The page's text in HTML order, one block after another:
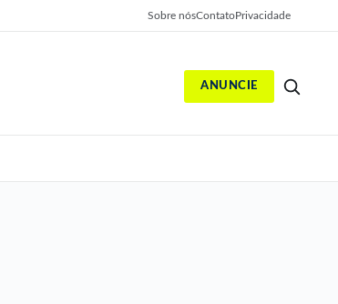
Sobre nósContatoPrivacidade
ANUNCIE